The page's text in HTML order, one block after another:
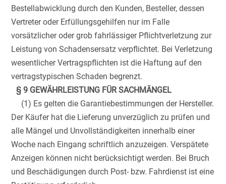
Bestellabwicklung durch den Kunden, Besteller, dessen
Vertreter oder Erfüllungsgehilfen nur im Falle
vorsätzlicher oder grob fahrlässiger Pflichtverletzung zur
Leistung von Schadensersatz verpflichtet. Bei Verletzung
wesentlicher Vertragspflichten ist die Haftung auf den
vertragstypischen Schaden begrenzt.
§ 9 GEWÄHRLEISTUNG FÜR SACHMÄNGEL
(1) Es gelten die Garantiebestimmungen der Hersteller.
Der Käufer hat die Lieferung unverzüglich zu prüfen und
alle Mängel und Unvollständigkeiten innerhalb einer
Woche nach Eingang schriftlich anzuzeigen. Verspätete
Anzeigen können nicht berücksichtigt werden. Bei Bruch
und Beschädigungen durch Post- bzw. Fahrdienst ist eine